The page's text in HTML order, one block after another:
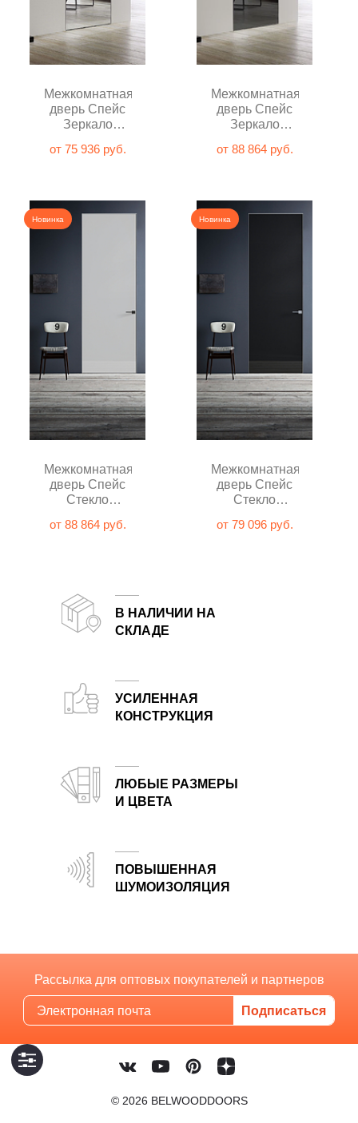
Межкомнатная
дверь Спейс
Зеркало
глухая
от 75 936 руб.
Межкомнатная
дверь Спейс
Зеркало
графит глухая
от 88 864 руб.
Новинка
Межкомнатная
дверь Спейс
Стекло
белый глухая
от 88 864 руб.
Новинка
Межкомнатная
дверь Спейс
Стекло
чёрный глухая
от 79 096 руб.
В НАЛИЧИИ НА
СКЛАДЕ
УСИЛЕННАЯ
КОНСТРУКЦИЯ
ЛЮБЫЕ РАЗМЕРЫ
И ЦВЕТА
ПОВЫШЕННАЯ
ШУМОИЗОЛЯЦИЯ
Рассылка для оптовых покупателей и партнеров
© 2026 BELWOODDOORS